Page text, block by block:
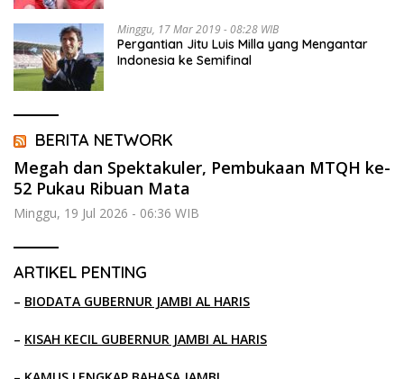
Minggu, 17 Mar 2019 - 08:28 WIB
Pergantian Jitu Luis Milla yang Mengantar
Indonesia ke Semifinal
BERITA NETWORK
Megah dan Spektakuler, Pembukaan MTQH ke-
52 Pukau Ribuan Mata
Minggu, 19 Jul 2026 - 06:36 WIB
ARTIKEL PENTING
– BIODATA GUBERNUR JAMBI AL HARIS
– KISAH KECIL GUBERNUR JAMBI AL HARIS